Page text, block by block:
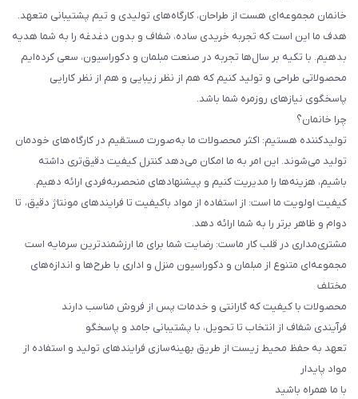
خانمان مجموعه‌ای هست از طراحان، کارگاه‌های تولیدی و تیم پشتیبانی متعهد.
هدف ما این است که تجربه خریدی ساده، شفاف و بدون دغدغه را به شما هدیه
بدهیم. با تکیه بر سال‌ها تجربه در صنعت مبلمان و دکوراسیون، سعی کرده‌ایم
محصولاتی طراحی و تولید کنیم که هم از نظر زیبایی و هم از نظر کارایی
پاسخگوی نیازهای روزمره شما باشد.
چرا خانمان؟
تولیدکننده هستیم: اکثر محصولات ما به‌صورت مستقیم در کارگاه‌های خودمان
تولید می‌شوند. این امر به ما امکان می‌دهد کنترل کیفیت دقیق‌تری داشته
باشیم، هزینه‌ها را مدیریت کنیم و پیشنهادهای منحصربه‌فردی ارائه دهیم.
کیفیت اولویت ما است: از استفاده از مواد باکیفیت تا فرایندهای مونتاژ دقیق، تا
دوام و ظاهر برتر را به شما ارائه دهد.
مشتری‌مداری در قلب کار ماست: رضایت شما برای ما ارزشمندترین سرمایه است
مجموعه‌ای متنوع از مبلمان و دکوراسیون منزل و اداری با طرح‌ها و اندازه‌های
مختلف
محصولات با کیفیت که گارانتی و خدمات پس از فروش مناسب دارند
فرآیندی شفاف از انتخاب تا تحویل، با پشتیبانی جامد و پاسخگو
تعهد به حفظ محیط زیست از طریق بهینه‌سازی فرایندهای تولید و استفاده از
مواد پایدار
با ما همراه باشید